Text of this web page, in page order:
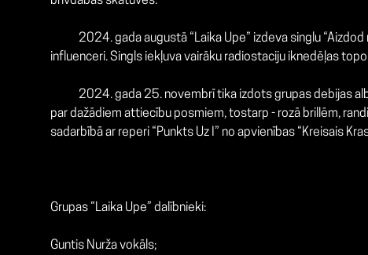
2024. gada augustā “Laika Upe” izdeva singlu “Aizdod
influenceri. Singls iekļuva vairāku radiostaciju iknedēļas
2024. gada 25. novembrī tika izdots grupas debijas
par dažādiem attiecību posmiem, tostarp - rozā brillēm,
sadarbībā ar reperi “Punkts Uz I” no apvienības “Kreisais
Grupas “Laika Upe” dalībnieki:
Guntis Nurža vokāls;